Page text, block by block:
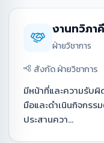
งานทวิภา
ฝ่ายวิชาการ
สังกัด ฝ่ายวิชาการ
มีหน้าที่และความรับ
มือและดำเนินกิจกรร
ประสานควา...